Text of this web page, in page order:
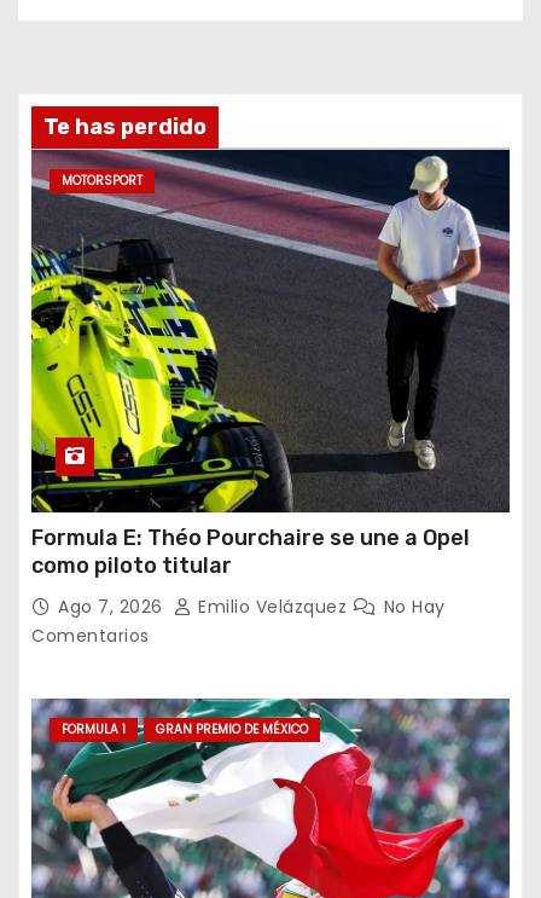
Te has perdido
MOTORSPORT
Formula E: Théo Pourchaire se une a Opel
como piloto titular
Ago 7, 2026 Emilio Velázquez
No Hay
Comentarios
FORMULA 1 GRAN PREMIO DE MÉXICO